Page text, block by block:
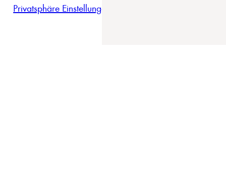
Privatsphäre Einstellungen